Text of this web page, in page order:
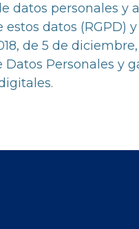
datos personales y
datos (RGPD)
de 5 de
Datos Personales y